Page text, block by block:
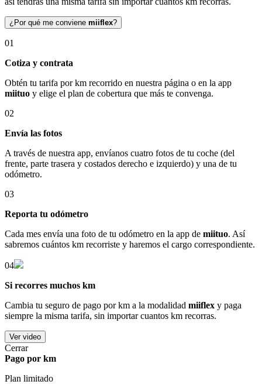
¿Por qué me conviene miiflex?
01
Cotiza y contrata
Obtén tu tarifa por km recorrido en nuestra página o en la app
miituo y elige el plan de cobertura que más te convenga.
02
Envía las fotos
A través de nuestra app, envíanos cuatro fotos de tu coche (del
frente, parte trasera y costados derecho e izquierdo) y una de tu
odómetro.
03
Reporta tu odómetro
Cada mes envía una foto de tu odómetro en la app de miituo. Así
sabremos cuántos km recorriste y haremos el cargo correspondiente.
04
Si recorres muchos km
Cambia tu seguro de pago por km a la modalidad miiflex y paga
siempre la misma tarifa, sin importar cuantos km recorras.
Ver video
Cerrar
Pago por km
Plan limitado